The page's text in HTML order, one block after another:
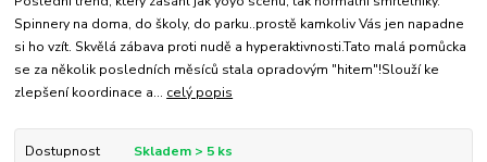
Spinnery na doma, do školy, do parku..prostě kamkoliv Vás jen napadne
si ho vzít. Skvělá zábava proti nudě a hyperaktivnosti.Tato malá pomůcka
se za několik posledních měsíců stala opradovým "hitem"!Slouží ke
zlepšení koordinace a... celý popis
Dostupnost Skladem > 5 ks